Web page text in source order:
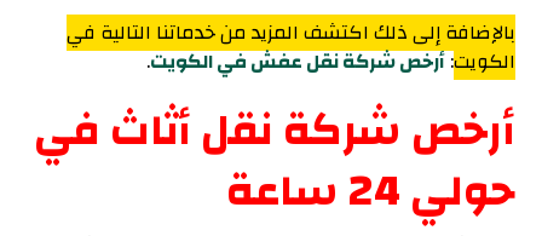
بالإضافة إلى ذلك اكتشف المزيد من خدماتنا التالية في
الكويت:أرخص شركة نقل عفش في الكويت.
أرخص شركة نقل أثاث في
حولي 24 ساعة